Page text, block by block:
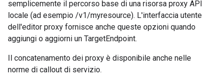
semplicemente il percorso base di una risorsa proxy API
locale (ad esempio /v1/myresource). L'interfaccia utente
dell'editor proxy fornisce anche queste opzioni quando
aggiungi o aggiorni un TargetEndpoint.
Il concatenamento dei proxy è disponibile anche nelle
norme di callout di servizio.